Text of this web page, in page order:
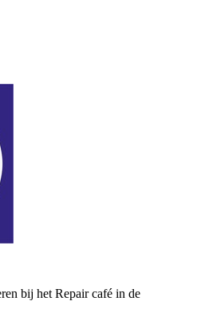
bij het Repair café in de